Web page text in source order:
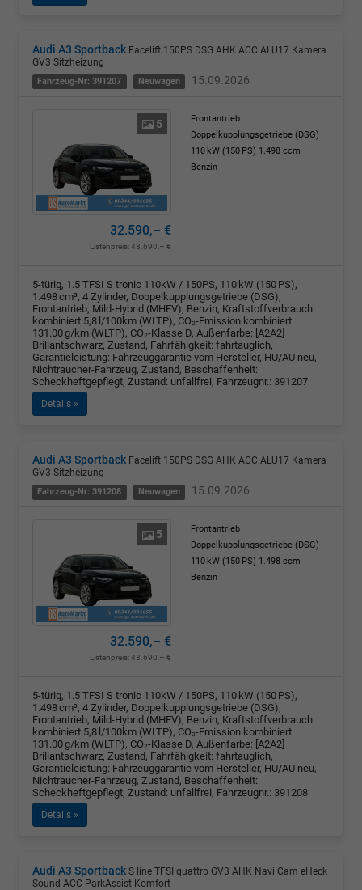
Audi A3 Sportback Facelift 150PS DSG AHK ACC ALU17 Kamera
GV3 Sitzheizung
Fahrzeug-Nr: 391207 Neuwagen 15.09.2026
5
Frontantrieb
Doppelkupplungsgetriebe (DSG)
110 kW (150 PS) 1.498 ccm
Benzin
32.590,– €
Listenpreis:43.690,– €
5-türig, 1.5 TFSI S tronic 110kW / 150PS, 110 kW (150 PS),
1.498 cm³, 4 Zylinder, Doppelkupplungsgetriebe (DSG),
Frontantrieb, Mild-Hybrid (MHEV), Benzin, Kraftstoffverbrauch
kombiniert 5,8 l/100km (WLTP), CO₂-Emission kombiniert
131.00 g/km (WLTP), CO₂-Klasse D, Außenfarbe: [A2A2]
Brillantschwarz, Zustand, Fahrfähigkeit: fahrtauglich,
Garantieleistung: Fahrzeuggarantie vom Hersteller, HU/AU neu,
Nichtraucher-Fahrzeug, Zustand, Beschaffenheit:
Scheckheftgepflegt, Zustand: unfallfrei, Fahrzeugnr.: 391207
Details »
Audi A3 Sportback Facelift 150PS DSG AHK ACC ALU17 Kamera
GV3 Sitzheizung
Fahrzeug-Nr: 391208 Neuwagen 15.09.2026
5
Frontantrieb
Doppelkupplungsgetriebe (DSG)
110 kW (150 PS) 1.498 ccm
Benzin
32.590,– €
Listenpreis:43.690,– €
5-türig, 1.5 TFSI S tronic 110kW / 150PS, 110 kW (150 PS),
1.498 cm³, 4 Zylinder, Doppelkupplungsgetriebe (DSG),
Frontantrieb, Mild-Hybrid (MHEV), Benzin, Kraftstoffverbrauch
kombiniert 5,8 l/100km (WLTP), CO₂-Emission kombiniert
131.00 g/km (WLTP), CO₂-Klasse D, Außenfarbe: [A2A2]
Brillantschwarz, Zustand, Fahrfähigkeit: fahrtauglich,
Garantieleistung: Fahrzeuggarantie vom Hersteller, HU/AU neu,
Nichtraucher-Fahrzeug, Zustand, Beschaffenheit:
Scheckheftgepflegt, Zustand: unfallfrei, Fahrzeugnr.: 391208
Details »
Audi A3 Sportback S line TFSI quattro GV3 AHK Navi Cam eHeck
Sound ACC ParkAssist Komfort